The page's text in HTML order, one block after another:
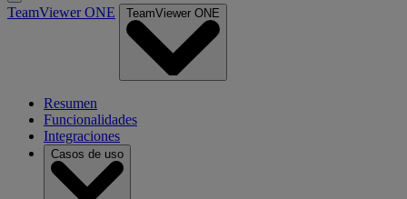
TeamViewer ONE TeamViewer ONE
Resumen
Funcionalidades
Integraciones
Casos de uso